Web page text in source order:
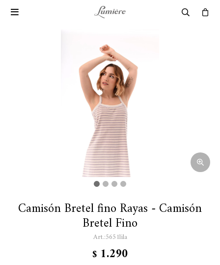

Camisón Bretel fino Rayas - Camisón
Bretel Fino
5651lila
$ 1.290